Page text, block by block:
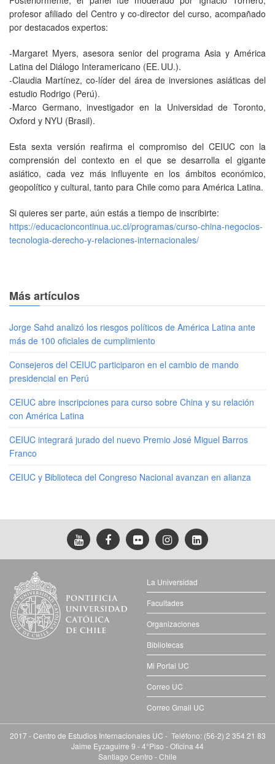
profesor afiliado del Centro y co-director del curso, acompañado
por destacados expertos:
-Margaret Myers, asesora senior del programa Asia y América
Latina del Diálogo Interamericano (EE. UU.).
-Claudia Martínez, co-líder del área de inversiones asiáticas del
estudio Rodrigo (Perú).
-Marco Germano, investigador en la Universidad de Toronto,
Oxford y NYU (Brasil).
Esta sexta versión reafirma el compromiso del CEIUC con la
comprensión del contexto en el que se desarrolla el gigante
asiático, cada vez más influyente en los ámbitos económico,
geopolítico y cultural, tanto para Chile como para América Latina.
Si quieres ser parte, aún estás a tiempo de inscribirte:
https://educacioncontinua.uc.cl/programas/curso-china-negocios-
tecnologia-derecho-y-relaciones-internacionales/
Más artículos
Jorge Sahd analizó los riesgos políticos de América Latina ante
más de 100 oficiales de cumplimiento
Consejeros del CEIUC participaron en el cambio de mando
presidencial en Perú
CEIUC abre inscripciones para curso sobre China y su relación
con América Latina
CEIUC integrará jurado del nuevo Premio José Miguel Barros
Franco
CEIUC y Biblioteca del Congreso Nacional avanzan en alianza
La Universidad
Facultades
Organizaciones
Bibliotecas
Mi Portal UC
Correo UC
Correo Gmail UC
2017 - Centro de Estudios Internacionales UC - Teléfono: (56-2) 2 354 21 83
Jaime Eyzaguirre 9 - 4°Piso - Oficina 44
Santiago Centro - Chile